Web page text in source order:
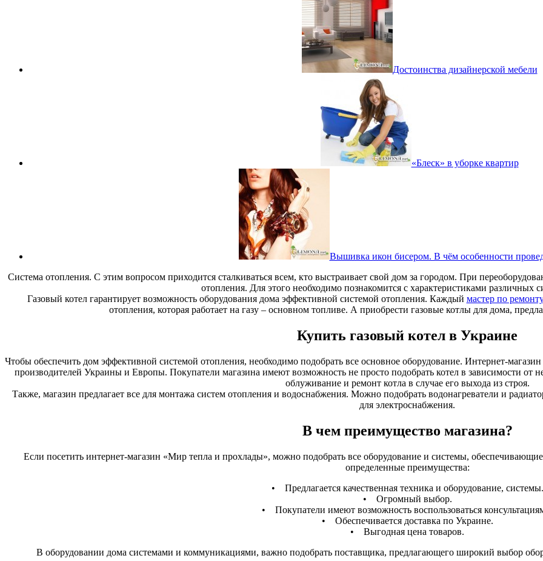
Достоинства дизайнерской мебели
«Блеск» в уборке квартир
Вышивка икон бисером. В чём особенности
Система отопления. С этим вопросом приходится сталкиваться всем, кто выстраивает свой дом за городом. При
отопления. Для этого необходимо познакомится с характеристиками различных
Газовый котел гарантирует возможность оборудования дома эффективной системой отопления. Каждый мастер по
отопления, которая работает на газу – основном топливе. А приобрести газовые котлы для дома,
Купить газовый котел в Украине
Чтобы обеспечить дом эффективной системой отопления, необходимо подобрать все основное оборудование. Интернет-
производителей Украины и Европы. Покупатели магазина имеют возможность не просто подобрать котел в зависимости от
облуживание и ремонт котла в случае его выхода из строя.
Также, магазин предлагает все для монтажа систем отопления и водоснабжения. Можно подобрать водонагреватели и
для электроснабжения.
В чем преимущество магазина?
Если посетить интернет-магазин «Мир тепла и прохлады», можно подобрать все оборудование и системы,
определенные преимущества:
• Предлагается качественная техника и оборудование, системы.
• Огромный выбор.
• Покупатели имеют возможность воспользоваться
• Обеспечивается доставка по Украине.
• Выгодная цена товаров.
В оборудовании дома системами и коммуникациями, важно подобрать поставщика, предлагающего широкий выбор